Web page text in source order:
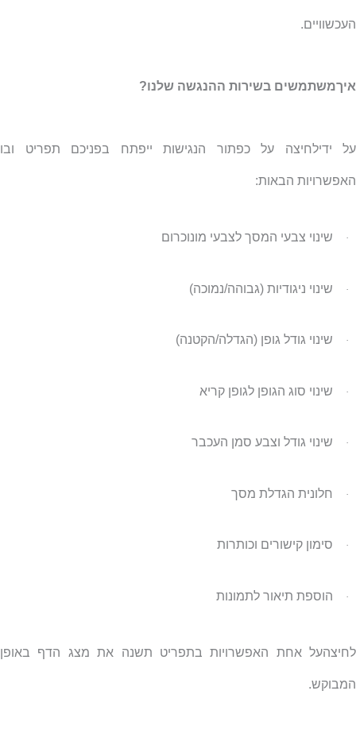
העכשוויים.
איךמשתמשים בשירות ההנגשה שלנו?
על ידילחיצה על כפתור הנגישות ייפתח בפניכם תפריט ובו
האפשרויות הבאות:
· שינוי צבעי המסך לצבעי מונוכרום
· שינוי ניגודיות (גבוהה/נמוכה)
· שינוי גודל גופן (הגדלה/הקטנה)
· שינוי סוג הגופן לגופן קריא
· שינוי גודל וצבע סמן העכבר
· חלונית הגדלת מסך
· סימון קישורים וכותרות
· הוספת תיאור לתמונות
לחיצהעל אחת האפשרויות בתפריט תשנה את מצג הדף באופן
המבוקש.